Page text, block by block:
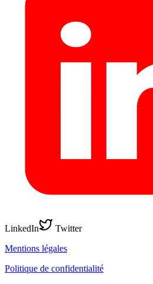
LinkedIn
Twitter
Mentions légales
Politique de confidentialité